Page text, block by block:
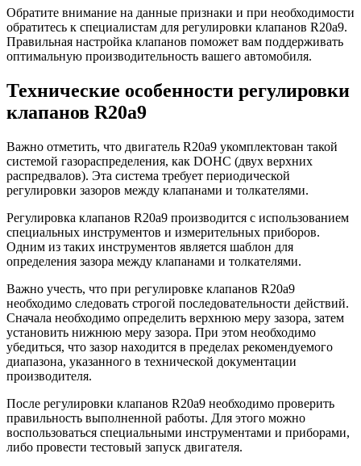
Обратите внимание на данные признаки и при необходимости
обратитесь к специалистам для регулировки клапанов R20a9.
Правильная настройка клапанов поможет вам поддерживать
оптимальную производительность вашего автомобиля.
Технические особенности регулировки
клапанов R20a9
Важно отметить, что двигатель R20a9 укомплектован такой
системой газораспределения, как DOHC (двух верхних
распредвалов). Эта система требует периодической
регулировки зазоров между клапанами и толкателями.
Регулировка клапанов R20a9 производится с использованием
специальных инструментов и измерительных приборов.
Одним из таких инструментов является шаблон для
определения зазора между клапанами и толкателями.
Важно учесть, что при регулировке клапанов R20a9
необходимо следовать строгой последовательности действий.
Сначала необходимо определить верхнюю меру зазора, затем
установить нижнюю меру зазора. При этом необходимо
убедиться, что зазор находится в пределах рекомендуемого
диапазона, указанного в технической документации
производителя.
После регулировки клапанов R20a9 необходимо проверить
правильность выполненной работы. Для этого можно
воспользоваться специальными инструментами и приборами,
либо провести тестовый запуск двигателя.